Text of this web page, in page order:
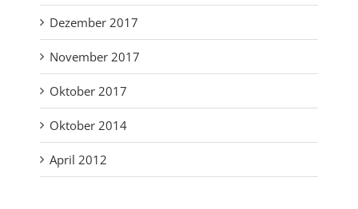
Dezember 2017
November 2017
Oktober 2017
Oktober 2014
April 2012